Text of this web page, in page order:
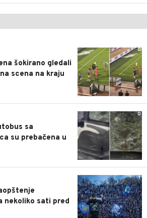
0
šokirano gledali
scena na kraju
0
sa
su prebačena u
1
nekoliko sati pred